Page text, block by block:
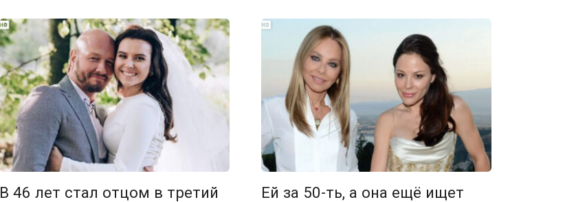
В 46 лет стал отцом в третий
Ей за 50-ть, а она ещё ищет